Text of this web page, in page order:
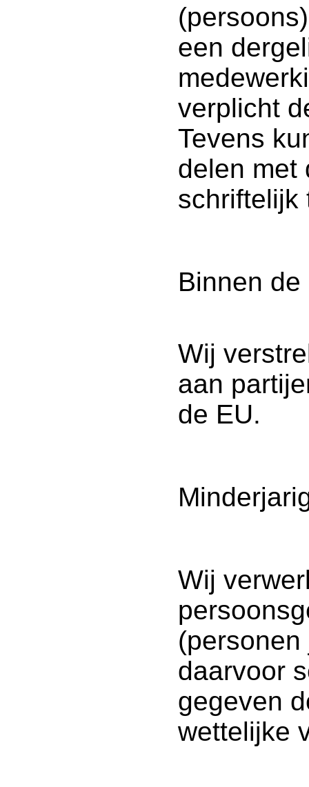
een
verplicht
Tevens
delen met
schriftelijk
Binnen de
Wij
aan
de EU.
Wij
daarvoor
gegeven
wettelijke